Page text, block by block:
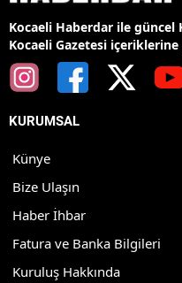
Kocaeli Haberdar ile
Kocaeli Gazetesi
KURUMSAL
Künye
Bize Ulaşın
Haber İhbar
Fatura ve Banka Bilgileri
Kuruluş Hakkında